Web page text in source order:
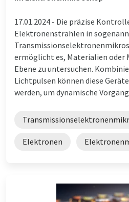
17.01.2024 - Die präzise
Elektronenstrahlen in
ermöglicht es, Materialien oder
Ebene zu untersuchen.
Lichtpulsen können diese
werden, um dynamische
Elektronen